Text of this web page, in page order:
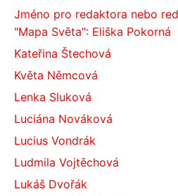
Jméno pro redaktora nebo
"Mapa Světa": Eliška Pokorná
Kateřina Štechová
Květa Němcová
Lenka Sluková
Luciána Nováková
Lucius Vondrák
Ludmila Vojtěchová
Lukáš Dvořák